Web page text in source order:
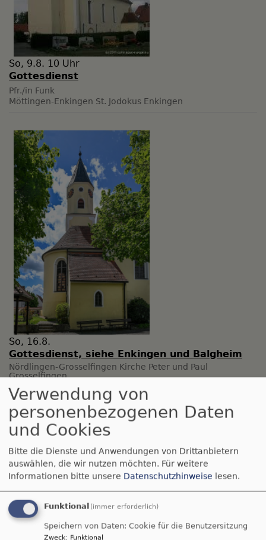
So, 9.8. 10 Uhr
Gottesdienst
Pfr./in Funk
Möttingen-Enkingen St. Jodokus Enkingen
So, 16.8.
Gottesdienst, siehe Enkingen und Balgheim
Nördlingen-Grosselfingen Kirche Peter und Paul
Grosselfingen
So, 16.8.
Gottesdienst, siehe Enkingen und Balgheim
Verwendung von
personenbezogenen Daten
und Cookies
Bitte die Dienste und Anwendungen von Drittanbietern
auswählen, die wir nutzen möchten. Für weitere
Informationen bitte unsere Datenschutzhinweise lesen.
Funktional (immer erforderlich)
Speichern von Daten: Cookie für die Benutzersitzung
Zweck: Funktional